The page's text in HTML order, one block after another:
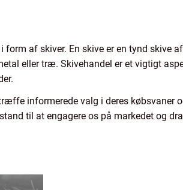
form af skiver. En skive er en tynd skive
eller træ. Skivehandel er et vigtigt
informerede valg i deres købsvaner
til at engagere os på markedet og